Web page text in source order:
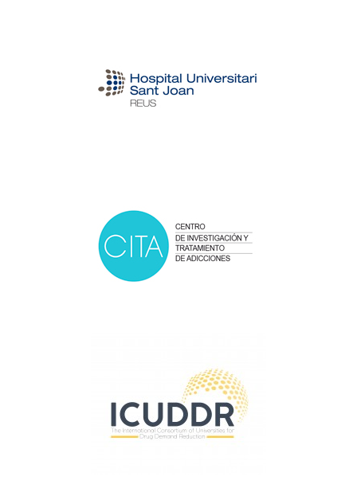
Hospital Universitario Sant
Joan de Reus
Centro de Investigación y
Tratamiento de Adicciones
(CITA)
Centro de Investigación y
Tratamiento de Adicciones
(CITA)